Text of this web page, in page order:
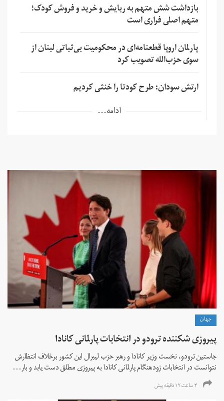
بازداشت شش متهم به ربایش و خرید و فروش کودک؛
متهم اصلی فراری است
پارلمان اروپا قطعنامه‌ای در محکومیت بی‌ثباتی لبنان از
سوی حزب‌الله تصویب کرد
ارتش سودان: طرح کودتا را خنثی کردیم
ادامه...
جهان
پیروزی شکننده ترودو در انتخابات پارلمانی کانادا
جاستین ترودو، نخست وزیر کانادا و رهبر حزب لیبرال این کشور برخلاف انتظارش
نتوانست در انتخابات زود‌هنگام پارلمانی کانادا به پیروزی مطلق دست یابد و بار...
۴ ساعت ۱۲ دقیقه پیش